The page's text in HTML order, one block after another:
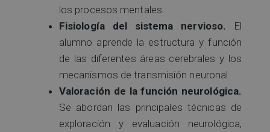
los procesos mentales.
Fisiología del sistema nervioso.
El
alumno aprende la estructura y función
de las diferentes áreas cerebrales y los
mecanismos de transmisión neuronal.
Valoración de la función neurológica.
Se abordan las principales técnicas de
exploración y evaluación neurológica,